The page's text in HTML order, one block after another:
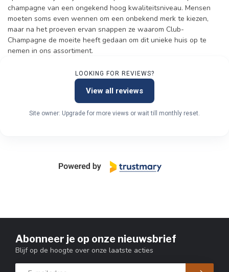
champagne van een ongekend hoog kwaliteitsniveau. Mensen
moeten soms even wennen om een onbekend merk te kiezen,
maar na het proeven ervan snappen ze waarom Club-
Champagne de moeite heeft gedaan om dit unieke huis op te
nemen in ons assortiment.
LOOKING FOR REVIEWS?
View all reviews
Site owner: Upgrade for more views or wait till monthly reset.
Abonneer je op onze nieuwsbrief
Blijf op de hoogte over onze laatste acties